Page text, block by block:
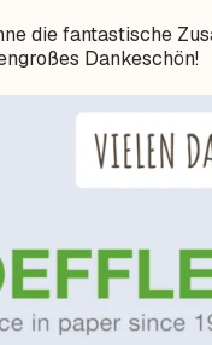
die fantastische
Dankeschön!